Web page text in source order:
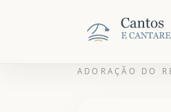
ADORAÇÃO DO